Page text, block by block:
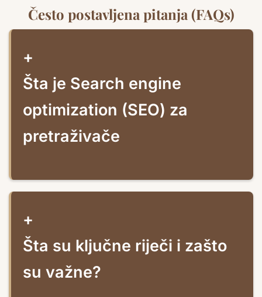
Često postavljena pitanja (FAQs)
+
Šta je Search engine
optimization (SEO) za
pretraživače
+
Šta su ključne riječi i zašto
su važne?